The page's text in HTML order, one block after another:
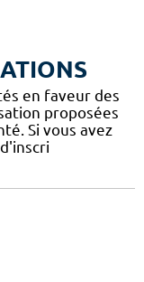
en faveur des
proposées
Si vous avez